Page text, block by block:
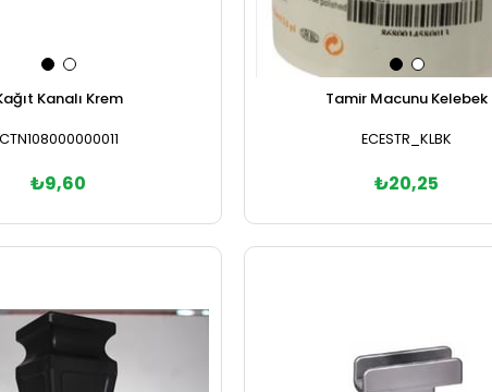
Kanalı Krem
₺9,60
Sepete Ekle
Tamir Macunu Kelebek
ECESTR_KLBK
₺20,25
Sepete Ekle